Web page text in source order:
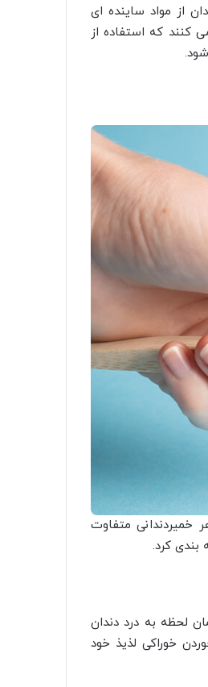
از مواد ساینده ای
کنند که استفاده از
خمیردندانی متفاوت
بندی کرد.
لحظه به درد دندان
خوراکی لذیذ خود